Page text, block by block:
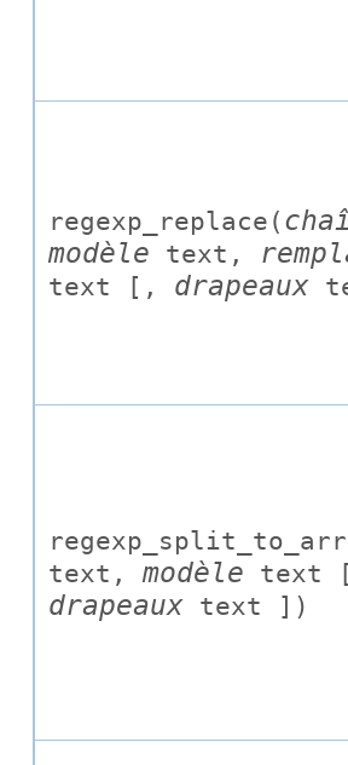
regexp_replace(
modèle text ,
text [, drapeaux
text , modèle text
drapeaux text ])